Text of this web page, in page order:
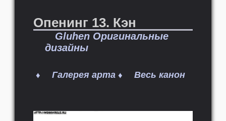
Опенинг 13. Кэн
Gluhen Оригинальные
дизайны
♦ Галерея арта ♦ Весь канон